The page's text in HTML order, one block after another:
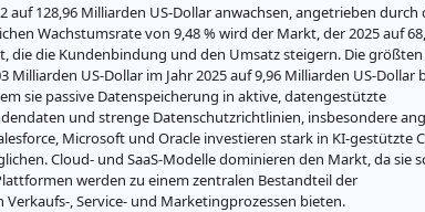
128,96 Milliarden US-Dollar anwachsen, angetrieben durch
Wachstumsrate von 9,48 % wird der Markt, der 2025 auf
die Kundenbindung und den Umsatz steigern. Die größten
US-Dollar im Jahr 2025 auf 9,96 Milliarden US-Dollar
sie passive Datenspeicherung in aktive, datengestützte
und strenge Datenschutzrichtlinien, insbesondere
Microsoft und Oracle investieren stark in KI-gestützte
Cloud- und SaaS-Modelle dominieren den Markt, da sie
werden zu einem zentralen Bestandteil der
, Service- und Marketingprozessen bieten.